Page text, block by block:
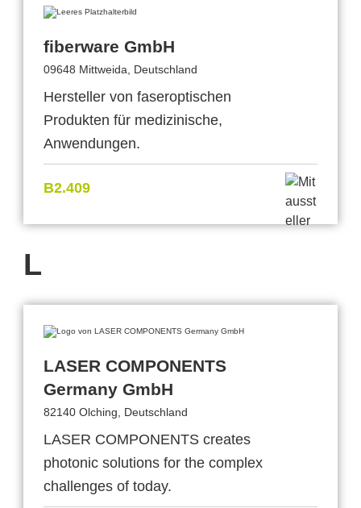
fiberware GmbH
09648 Mittweida, Deutschland
Hersteller von faseroptischen
Produkten für medizinische,
Anwendungen.
B2.409
L
LASER COMPONENTS
Germany GmbH
82140 Olching, Deutschland
LASER COMPONENTS creates
photonic solutions for the complex
challenges of today.